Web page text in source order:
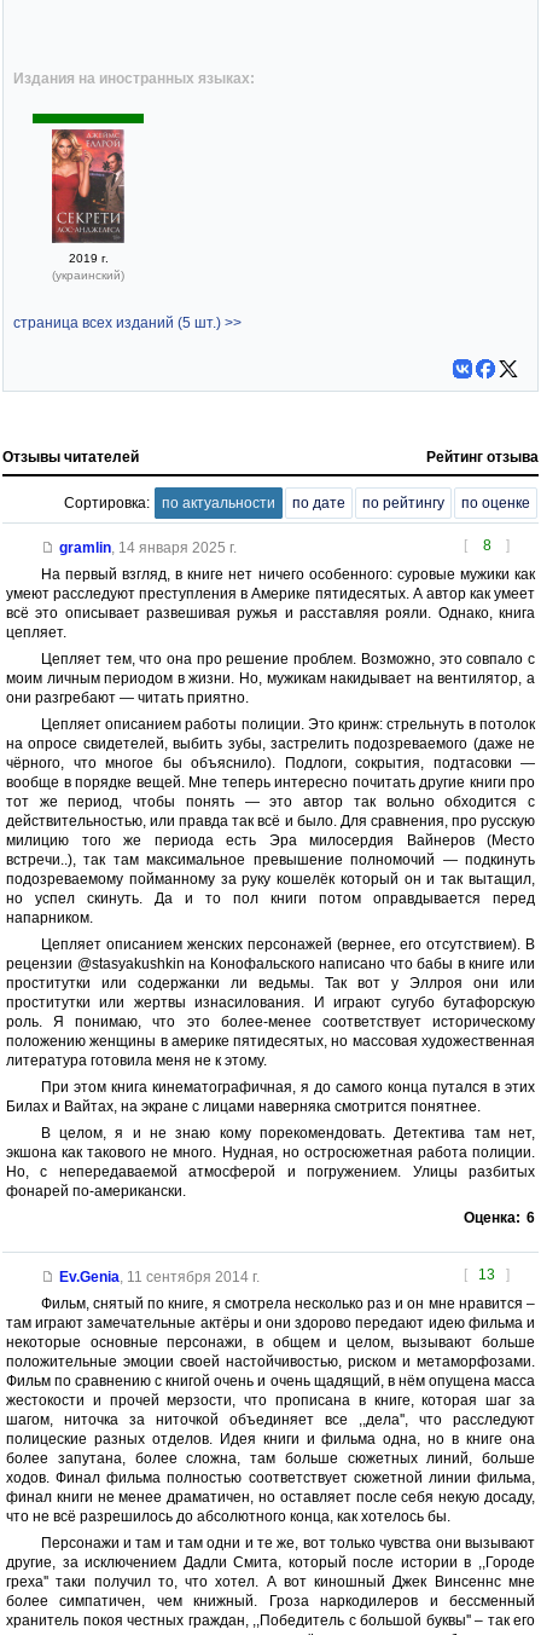
Издания на иностранных языках:
2019 г.
(украинский)
страница всех изданий (5 шт.) >>
Отзывы читателей Рейтинг отзыва
Сортировка: по актуальности по дате по рейтингу по оценке
[ 8 ]
gramlin, 14 января 2025 г.
На первый взгляд, в книге нет ничего особенного: суровые мужики как
умеют расследуют преступления в Америке пятидесятых. А автор как умеет
всё это описывает развешивая ружья и расставляя рояли. Однако, книга
цепляет.
Цепляет тем, что она про решение проблем. Возможно, это совпало с
моим личным периодом в жизни. Но, мужикам накидывает на вентилятор, а
они разгребают — читать приятно.
Цепляет описанием работы полиции. Это кринж: стрельнуть в потолок
на опросе свидетелей, выбить зубы, застрелить подозреваемого (даже не
чёрного, что многое бы объяснило). Подлоги, сокрытия, подтасовки —
вообще в порядке вещей. Мне теперь интересно почитать другие книги про
тот же период, чтобы понять — это автор так вольно обходится с
действительностью, или правда так всё и было. Для сравнения, про русскую
милицию того же периода есть Эра милосердия Вайнеров (Место
встречи..), так там максимальное превышение полномочий — подкинуть
подозреваемому пойманному за руку кошелёк который он и так вытащил,
но успел скинуть. Да и то пол книги потом оправдывается перед
напарником.
Цепляет описанием женских персонажей (вернее, его отсутствием). В
рецензии @stasyakushkin на Конофальского написано что бабы в книге или
проститутки или содержанки ли ведьмы. Так вот у Эллроя они или
проститутки или жертвы изнасилования. И играют сугубо бутафорскую
роль. Я понимаю, что это более-менее соответствует историческому
положению женщины в америке пятидесятых, но массовая художественная
литература готовила меня не к этому.
При этом книга кинематографичная, я до самого конца путался в этих
Билах и Вайтах, на экране с лицами наверняка смотрится понятнее.
В целом, я и не знаю кому порекомендовать. Детектива там нет,
экшона как такового не много. Нудная, но остросюжетная работа полиции.
Но, с непередаваемой атмосферой и погружением. Улицы разбитых
фонарей по-американски.
Оценка: 6
[ 13 ]
Ev.Genia 11 сентября 2014 г.
Фильм, снятый по книге, я смотрела несколько раз и он мне нравится –
там играют замечательные актёры и они здорово передают идею фильма и
некоторые основные персонажи, в общем и целом, вызывают больше
положительные эмоции своей настойчивостью, риском и метаморфозами.
Фильм по сравнению с книгой очень и очень щадящий, в нём опущена масса
жестокости и прочей мерзости, что прописана в книге, которая шаг за
шагом, ниточка за ниточкой объединяет все ,,дела'', что расследуют
полицеские разных отделов. Идея книги и фильма одна, но в книге она
более запутана, более сложна, там больше сюжетных линий, больше
ходов. Финал фильма полностью соответствует сюжетной линии фильма,
финал книги не менее драматичен, но оставляет после себя некую досаду,
что не всё разрешилось до абсолютного конца, как хотелось бы.
Персонажи и там и там одни и те же, вот только чувства они вызывают
другие, за исключением Дадли Смита, который после истории в ,,Городе
греха'' таки получил то, что хотел. А вот киношный Джек Винсеннс мне
более симпатичен, чем книжный. Гроза наркодилеров и бессменный
хранитель покоя честных граждан, ,,Победитель с большой буквы'' – так его